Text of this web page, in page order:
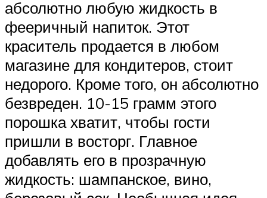
абсолютно любую жидкость в
фееричный напиток. Этот
краситель продается в любом
магазине для кондитеров, стоит
недорого. Кроме того, он абсолютно
безвреден. 10-15 грамм этого
порошка хватит, чтобы гости
пришли в восторг. Главное
добавлять его в прозрачную
жидкость: шампанское, вино,